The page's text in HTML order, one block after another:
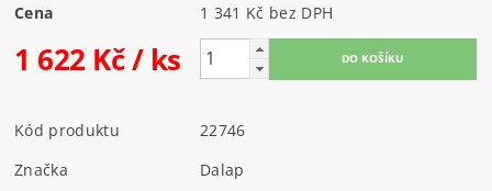
Cena 1 341 Kč bez DPH
1 622 Kč/ ks
Kód produktu
22746
Značka
Dalap